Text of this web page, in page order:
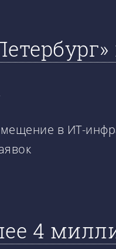
в ИТ-
4